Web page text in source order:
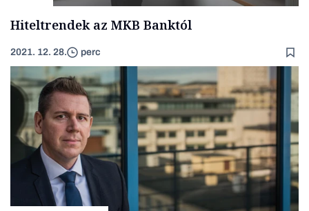
Hiteltrendek az MKB Banktól
2021. 12. 28. perc